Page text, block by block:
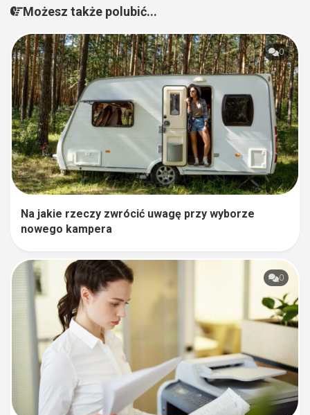
Możesz także polubić...
0
Na jakie rzeczy zwrócić uwagę przy wyborze
nowego kampera
0